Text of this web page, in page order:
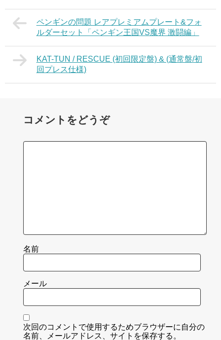
ペンギンの問題 レアプレミアムプレート&フォ
ルダーセット「ペンギン王国VS魔界 激闘編」
KAT-TUN / RESCUE (初回限定盤) & (通常盤/初
回プレス仕様)
コメントをどうぞ
名前
メール
次回のコメントで使用するためブラウザーに自分の
名前、メールアドレス、サイトを保存する。